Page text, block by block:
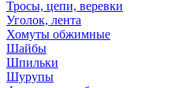
Тросы, цепи, веревки
Уголок, лента
Хомуты обжимные
Шайбы
Шпильки
Шурупы